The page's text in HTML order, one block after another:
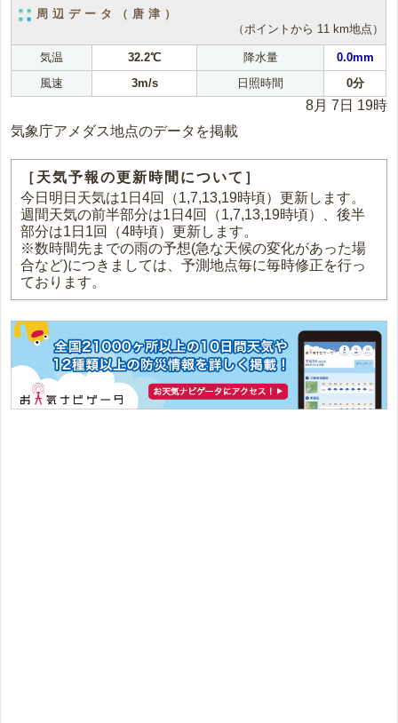
周辺データ（唐津）
（ポイントから 11 km地点）
気温 32.2℃ 降水量
0.0mm
風速
3m/s 日照時間 0分
8月 7日 19時
気象庁アメダス地点のデータを掲載
［天気予報の更新時間について］
今日明日天気は1日4回（1,7,13,19時頃）更新します。
週間天気の前半部分は1日4回（1,7,13,19時頃）、後半
部分は1日1回（4時頃）更新します。
※数時間先までの雨の予想(急な天候の変化があった場
合など)につきましては、予測地点毎に毎時修正を行っ
ております。